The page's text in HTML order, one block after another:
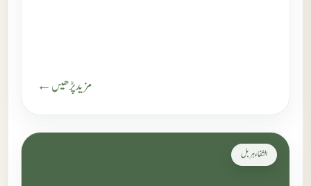
مزید پڑھیں ←
الشفاء ہربل